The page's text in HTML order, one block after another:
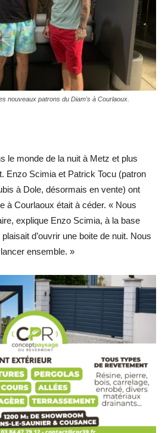
nouveaux patrons du Diam's à Courlaoux.
le monde de la nuit à Metz et plus
Enzo Scimia et Patrick Tocu (patron
à Dole, désormais en vente) ont
à Courlaoux était à céder. « Nous
explique Enzo Scimia, à la base
d’ouvrir une boite de nuit. Nous
ensemble. »